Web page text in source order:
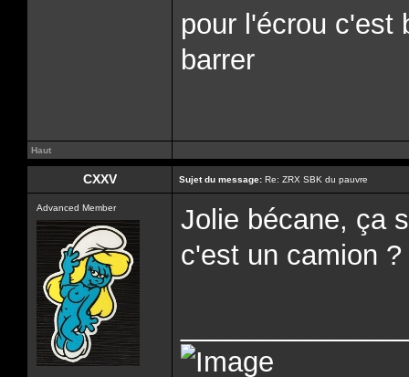
pour l'écrou c'est
barrer
Haut
CXXV Sujet du message: Re: ZRX SBK du pauvre
Advanced Member
Jolie bécane, ça
c'est un camion ?